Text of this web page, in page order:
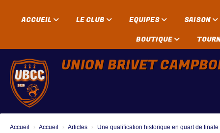
ACCUEIL LE CLUB EQUIPES
SAISON
BOUTIQUE
UNION BRIVET
Accueil Accueil Articles Une qualification historique en quart de